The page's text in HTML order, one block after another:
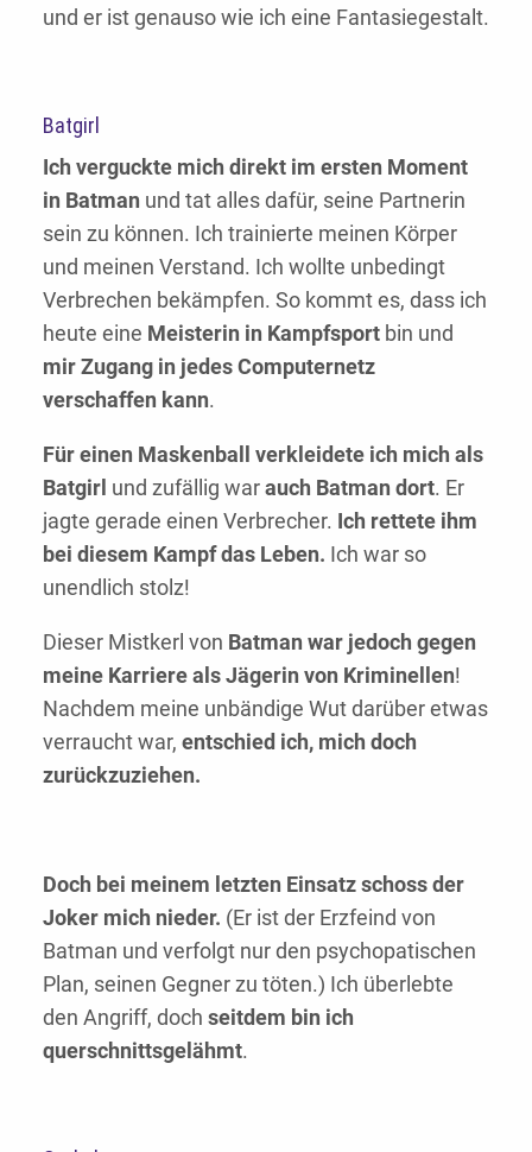
und er ist genauso wie ich eine Fantasiegestalt.
Batgirl
Ich verguckte mich direkt im ersten Moment
in Batman und tat alles dafür, seine Partnerin
sein zu können. Ich trainierte meinen Körper
und meinen Verstand. Ich wollte unbedingt
Verbrechen bekämpfen. So kommt es, dass ich
heute eine Meisterin in Kampfsport bin und
mir Zugang in jedes Computernetz
verschaffen kann.
Für einen Maskenball verkleidete ich mich als
Batgirl und zufällig warauch Batman dort. Er
jagte gerade einen Verbrecher. Ich rettete ihm
bei diesem Kampf das Leben. Ich war so
unendlich stolz!
Dieser Mistkerl von Batman war jedoch gegen
meine Karriere als Jägerin von Kriminellen!
Nachdem meine unbändige Wut darüber etwas
verraucht war, entschied ich, mich doch
zurückzuziehen.
Doch bei meinem letzten Einsatz schoss der
Joker mich nieder. (Er ist der Erzfeind von
Batman und verfolgt nur den psychopatischen
Plan, seinen Gegner zu töten.) Ich überlebte
den Angriff, doch seitdem bin ich
querschnittsgelähmt.